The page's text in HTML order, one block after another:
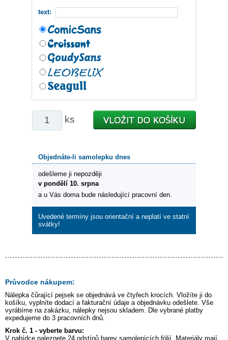
text:
ks
Objednáte-li samolepku dnes
odešleme ji nepozději
v pondělí 10. srpna
a u Vás doma bude následující pracovní den.
Uvedené termíny jsou orientační a neplatí ve statní
svátky!
Průvodce nákupem:
Nálepka čůrající pejsek se objednává ve čtyřech krocích. Vložíte ji do
košíku, vyplníte dodací a fakturační údaje a objednávku odešlete. Vše
vyrábíme na zakázku, nálepky nejsou skladem. Dle vybrané platby
expedujeme do 3 pracovních dnů.
Krok č. 1 - vyberte barvu:
V nabídce naleznete 24 odstínů barev samolepících fólií. Materiály mají